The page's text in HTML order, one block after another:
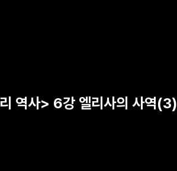
역사> 6강 엘리사의 사역(3)